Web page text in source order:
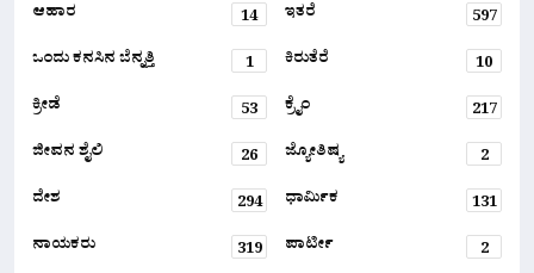
ಆಹಾರ
14 ಇತರೆ
597
ಒಂದು ಕನಸಿನ ಬೆನ್ನತ್ತಿ
1 ಕಿರುತೆರೆ
10
ಕ್ರೀಡೆ
53 ಕ್ರೈಂ
217
ಜೀವನ ಶೈಲಿ
26 ಜ್ಯೋತಿಷ್ಯ
2
ದೇಶ
294 ಧಾರ್ಮಿಕ
131
ನಾಯಕರು
319 ಪಾರ್ಟೀ
2